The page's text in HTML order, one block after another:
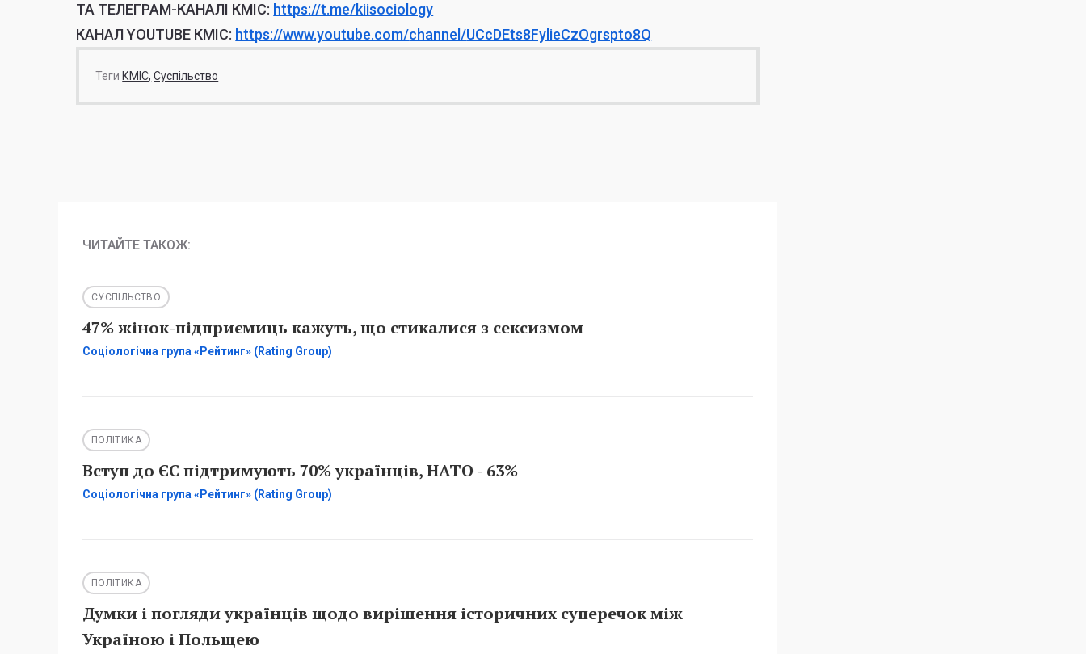
ТА ТЕЛЕГРАМ-КАНАЛІ КМІС: https://t.me/kiisociology
КАНАЛ YOUTUBE КМІС: https://www.youtube.com/channel/UCcDEts8FylieCzOgrspto8Q
Теги КМІС Суспільство
ЧИТАЙТЕ ТАКОЖ:
СУСПІЛЬСТВО
47% жінок-підприємиць кажуть, що стикалися з сексизмом
Соціологічна група «Рейтинг» (Rating Group)
ПОЛІТИКА
Вступ до ЄС підтримують 70% українців, НАТО - 63%
Соціологічна група «Рейтинг» (Rating Group)
ПОЛІТИКА
Думки і погляди українців щодо вирішення історичних суперечок між
Україною і Польщею